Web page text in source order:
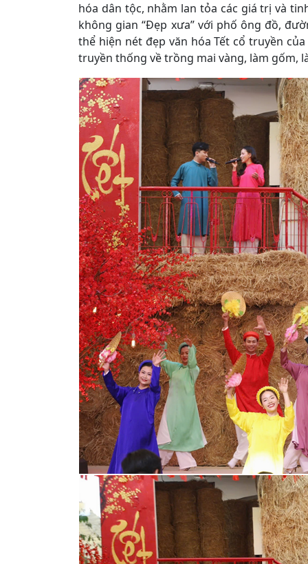
hóa dân tộc, nhằm lan tỏa các giá trị và
không gian “Đẹp xưa” với phố ông đồ,
thể hiện nét đẹp văn hóa Tết cổ truyền
truyền thống về trồng mai vàng, làm gốm,